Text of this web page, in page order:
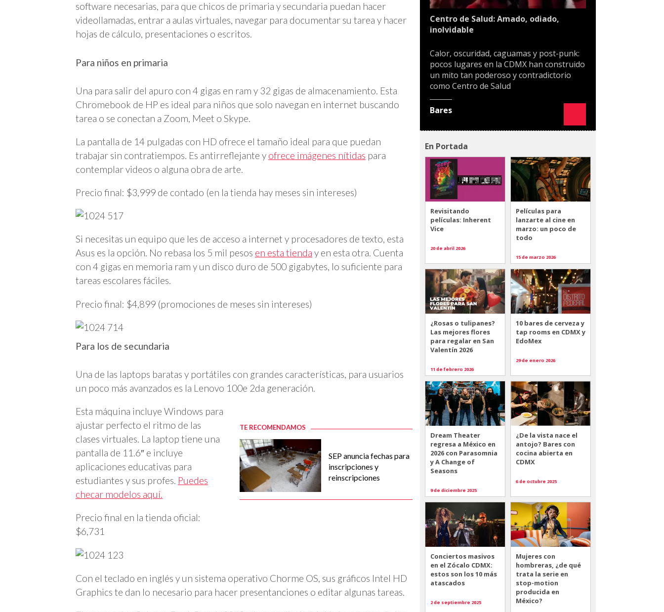
software necesarias, para que chicos de primaria y secundaria puedan hacer
videollamadas, entrar a aulas virtuales, navegar para documentar su tarea y hacer
hojas de cálculo, presentaciones o escritos.
Para niños en primaria
Una para salir del apuro con 4 gigas en ram y 32 gigas de almacenamiento. Esta
Chromebook de HP es ideal para niños que solo navegan en internet buscando
tarea o se conectan a Zoom, Meet o Skype.
La pantalla de 14 pulgadas con HD ofrece el tamaño ideal para que puedan
trabajar sin contratiempos. Es antirreflejante y ofrece imágenes nítidas para
contemplar videos o alguna obra de arte.
Precio final: $3,999 de contado (en la tienda hay meses sin intereses)
Si necesitas un equipo que les de acceso a internet y procesadores de texto, esta
Asus es la opción. No rebasa los 5 mil pesos en esta tienda y en esta otra. Cuenta
con 4 gigas en memoria ram y un disco duro de 500 gigabytes, lo suficiente para
tareas escolares fáciles.
Precio final: $4,899 (promociones de meses sin intereses)
Para los de secundaria
Una de las laptops baratas y portátiles con grandes características, para usuarios
un poco más avanzados es la Lenovo 100e 2da generación.
TE RECOMENDAMOS
SEP anuncia fechas para
inscripciones y
reinscripciones
Esta máquina incluye Windows para
ajustar perfecto el ritmo de las
clases virtuales. La laptop tiene una
pantalla de 11.6″ e incluye
aplicaciones educativas para
estudiantes y sus profes. Puedes
checar modelos aquí.
Precio final en la tienda oficial:
$6,731
Con el teclado en inglés y un sistema operativo Chorme OS, sus gráficos Intel HD
Graphics te dan lo necesario para hacer presentanciones o editar algunas tareas.
Centro de Salud: Amado, odiado,
inolvidable
Calor, oscuridad, caguamas y post-punk:
pocos lugares en la CDMX han construido
un mito tan poderoso y contradictorio
como Centro de Salud
Bares
En Portada
Revisitando
películas: Inherent
Vice
20 de abril 2026
Películas para
lanzarte al cine en
marzo: un poco de
todo
15 de marzo 2026
¿Rosas o tulipanes?
Las mejores flores
para regalar en San
Valentín 2026
11 de febrero 2026
10 bares de cerveza y
tap rooms en CDMX y
EdoMex
29 de enero 2026
Dream Theater
regresa a México en
2026 con Parasomnia
y A Change of
Seasons
9 de diciembre 2025
¿De la vista nace el
antojo? Bares con
cocina abierta en
CDMX
6 de octubre 2025
Conciertos masivos
en el Zócalo CDMX:
estos son los 10 más
atascados
2 de septiembre 2025
Mujeres con
hombreras, ¿de qué
trata la serie en
stop-motion
producida en
México?